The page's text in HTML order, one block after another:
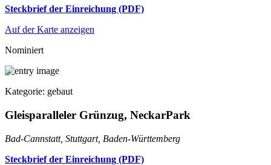
Steckbrief der Einreichung (PDF)
Auf der Karte anzeigen
Nominiert
Kategorie: gebaut
Gleisparalleler Grünzug, NeckarPark
Bad-Cannstatt, Stuttgart, Baden-Württemberg
Steckbrief der Einreichung (PDF)